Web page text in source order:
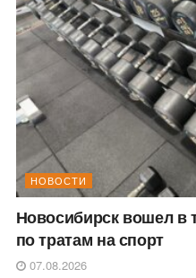
НОВОСТИ
Новосибирск вошел в
по тратам на спорт
07.08.2026